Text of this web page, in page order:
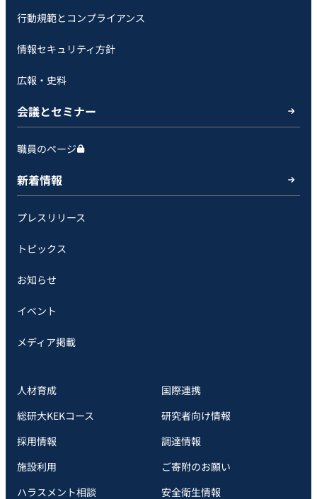
行動規範とコンプライアンス
情報セキュリティ方針
広報・史料
会議とセミナー
職員のページ
新着情報
プレスリリース
トピックス
お知らせ
イベント
メディア掲載
人材育成
国際連携
総研大KEKコース
研究者向け情報
採用情報
調達情報
施設利用
ご寄附のお願い
ハラスメント相談
安全衛⽣情報